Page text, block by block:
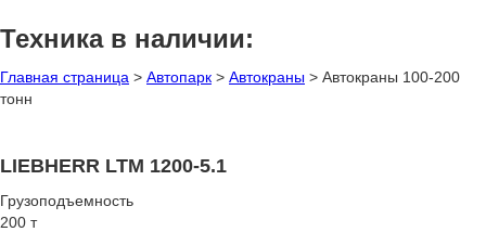
Техника в наличии:
Главная страница > Автопарк > Автокраны > Автокраны 100-200
тонн
LIEBHERR LTM 1200-5.1
Грузоподъемность
200 т